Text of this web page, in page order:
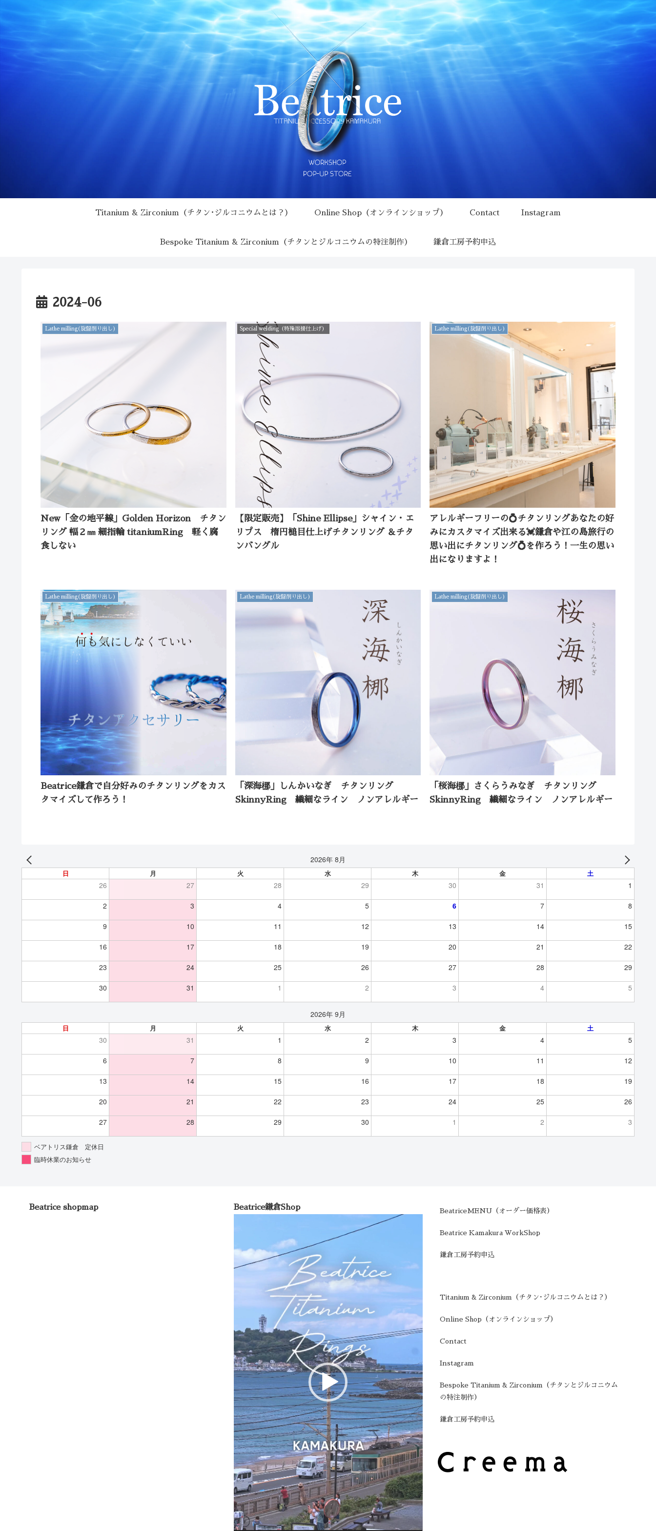
Titanium & Zirconium（チタン･ジルコニウムとは？） Online Shop（オンラインショップ） Contact Instagram
Bespoke Titanium & Zirconium（チタンとジルコニウムの特注制作） 鎌倉工房予約申込
2024-06
Lathe milling(旋盤削り出し)
New「金の地平線」Golden Horizon チタン
リング 幅２㎜ 細指輪 titaniumRing 軽く腐
食しない
Special welding（特殊溶接仕上げ）
【限定販売】「Shine Ellipse」シャイン・エ
リプス 楕円槌目仕上げチタンリング ＆チタ
ンバングル
Lathe milling(旋盤削り出し)
アレルギーフリーの💍チタンリングあなたの好
みにカスタマイズ出来る💓鎌倉や江の島旅行の
思い出にチタンリング💍を作ろう！一生の思い
出になりますよ！
Lathe milling(旋盤削り出し)
Beatrice鎌倉で自分好みのチタンリングをカス
タマイズして作ろう！
Lathe milling(旋盤削り出し)
「深海梛」しんかいなぎ チタンリング
SkinnyRing 繊細なライン ノンアレルギー
Lathe milling(旋盤削り出し)
「桜海梛」さくらうみなぎ チタンリング
SkinnyRing 繊細なライン ノンアレルギー
2026年 8月
日 月 火 水 木 金 土
26 27 28 29 30 31 1
2 3 4 5 6 7 8
9 10 11 12 13 14 15
16 17 18 19 20 21 22
23 24 25 26 27 28 29
30 31 1 2 3 4 5
2026年 9月
日 月 火 水 木 金 土
30 31 1 2 3 4 5
6 7 8 9 10 11 12
13 14 15 16 17 18 19
20 21 22 23 24 25 26
27 28 29 30 1 2 3
ベアトリス鎌倉 定休日
臨時休業のお知らせ
Beatrice shopmap Beatrice鎌倉Shop
ー
BeatriceMENU（オーダー価格表）
Beatrice Kamakura WorkShop
鎌倉工房予約申込
Titanium & Zirconium（チタン･ジルコニウムとは？）
Online Shop（オンラインショップ）
Contact
Instagram
Bespoke Titanium & Zirconium（チタンとジルコニウム
の特注制作）
鎌倉工房予約申込